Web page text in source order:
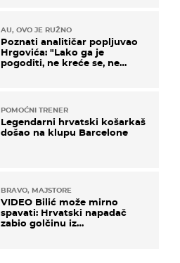
AU, OVO JE RUŽNO
Poznati analitičar popljuvao
Hrgovića: "Lako ga je
pogoditi, ne kreće se, ne
POMOĆNI TRENER
Legendarni hrvatski košarkaš
došao na klupu Barcelone
BRAVO, MAJSTORE
VIDEO Bilić može mirno
spavati: Hrvatski napadač
zabio golčinu iz